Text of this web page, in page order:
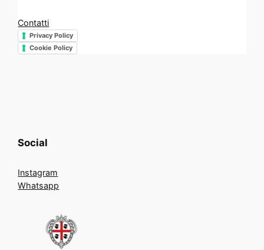
Contatti
Privacy Policy
Cookie Policy
Social
Instagram
Whatsapp